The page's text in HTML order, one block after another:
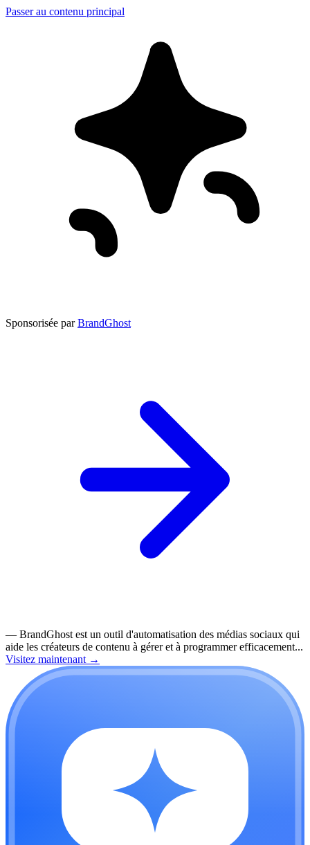
Passer au contenu principal
Sponsorisée par BrandGhost
— BrandGhost est un outil d'automatisation des médias sociaux qui
aide les créateurs de contenu à gérer et à programmer efficacement...
Visitez maintenant →